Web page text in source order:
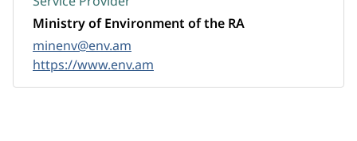
Ministry of Environment of the RA
minenv@env.am
https://www.env.am